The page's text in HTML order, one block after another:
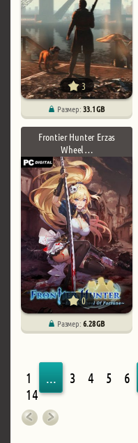
3
Размер:33.1 GB
Frontier Hunter Erzas
Wheel …
0
Размер:6.28 GB
1 ... 3 4 5 6
14